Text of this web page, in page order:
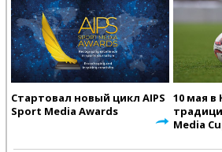
Стартовал новый цикл AIPS
Sport Media Awards
10 мая
Media